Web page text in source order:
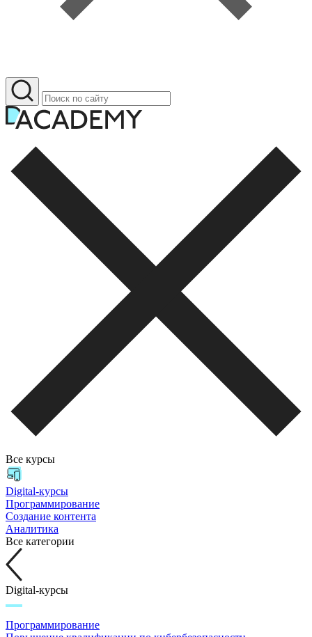
Все курсы
Digital-курсы
Программирование
Создание контента
Аналитика
Все категории
Digital-курсы
Программирование